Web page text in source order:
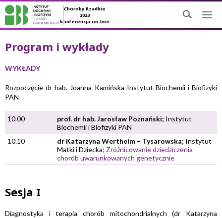
Choroby Rzadkie
2023
konferencja on-line
Program i wykłady
WYKŁADY
Rozpoczęcie dr hab. Joanna Kamińska Instytut Biochemii i Biofizyki
PAN
10.00 prof. dr hab. Jarosław Poznański; Instytut
Biochemii i Biofizyki PAN
10.10
dr Katarzyna Wertheim – Tysarowska; Instytut
Matki i Dziecka; Zróżnicowanie dziedziczenia
chorób uwarunkowanych genetycznie
Sesja I
Diagnostyka i terapia chorób mitochondrialnych (dr Katarzyna